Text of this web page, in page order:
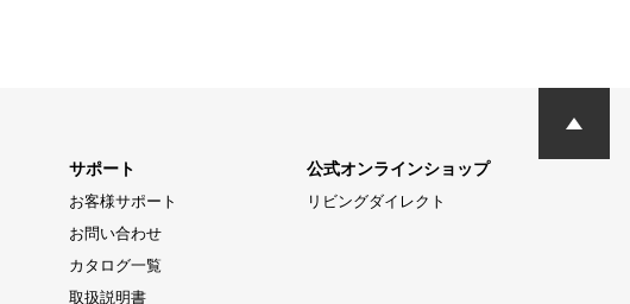
サポート
お客様サポート
お問い合わせ
カタログ一覧
取扱説明書
公式オンラインショップ
リビングダイレクト